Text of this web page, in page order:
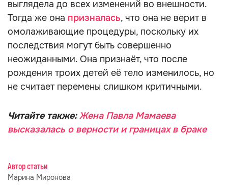
выглядела до всех изменений во внешности.
Тогда же она призналась, что она не верит в
омолаживающие процедуры, поскольку их
последствия могут быть совершенно
неожиданными. Она признаёт, что после
рождения троих детей её тело изменилось, но
не считает перемены слишком критичными.
Читайте также:Жена Павла Мамаева
высказалась о верности и границах в браке
Автор статьи
Марина Миронова